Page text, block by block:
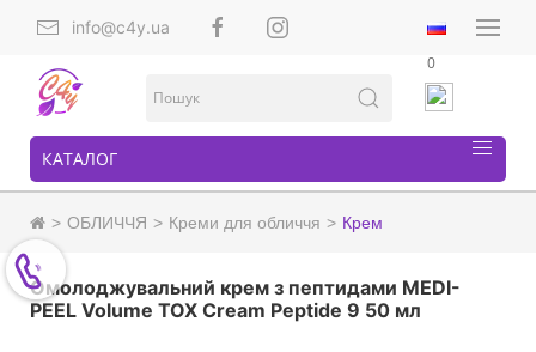
info@c4y.ua
0
КАТАЛОГ
ОБЛИЧЧЯ Креми для обличчя Крем
Омолоджувальний крем з пептидами MEDI-
PEEL Volume TOX Cream Peptide 9 50 мл